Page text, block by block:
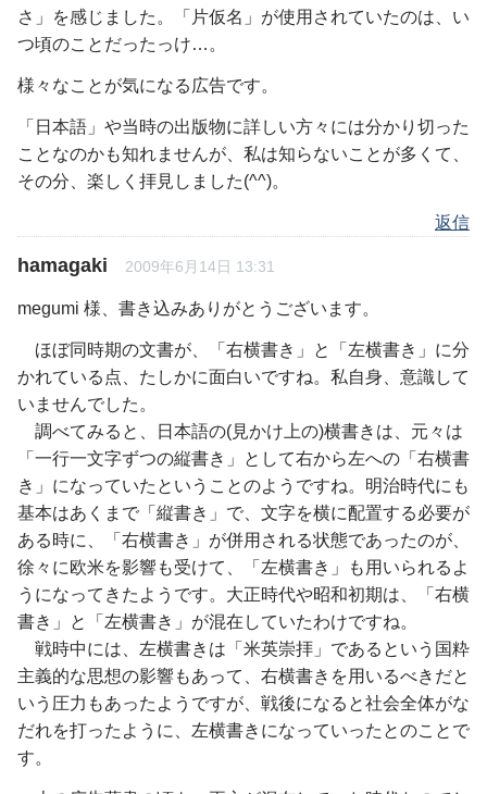
さ」を感じました。「片仮名」が使用されていたのは、い
つ頃のことだったっけ…。
様々なことが気になる広告です。
「日本語」や当時の出版物に詳しい方々には分かり切った
ことなのかも知れませんが、私は知らないことが多くて、
その分、楽しく拝見しました(^^)。
返信
hamagaki 2009年6月14日 13:31
megumi 様、書き込みありがとうございます。
ほぼ同時期の文書が、「右横書き」と「左横書き」に分
かれている点、たしかに面白いですね。私自身、意識して
いませんでした。
調べてみると、日本語の(見かけ上の)横書きは、元々は
「一行一文字ずつの縦書き」として右から左への「右横書
き」になっていたということのようですね。明治時代にも
基本はあくまで「縦書き」で、文字を横に配置する必要が
ある時に、「右横書き」が併用される状態であったのが、
徐々に欧米を影響も受けて、「左横書き」も用いられるよ
うになってきたようです。大正時代や昭和初期は、「右横
書き」と「左横書き」が混在していたわけですね。
戦時中には、左横書きは「米英崇拝」であるという国粋
主義的な思想の影響もあって、右横書きを用いるべきだと
いう圧力もあったようですが、戦後になると社会全体がな
だれを打ったように、左横書きになっていったとのことで
す。